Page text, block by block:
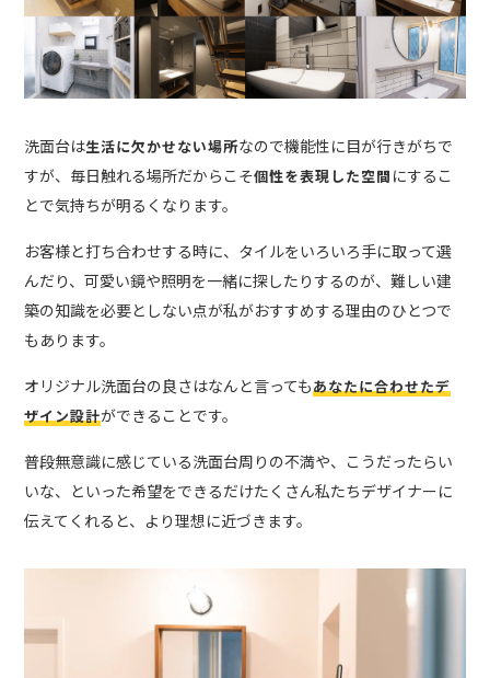
洗面台は生活に欠かせない場所なので機能性に目が行きがちで
すが、毎日触れる場所だからこそ個性を表現した空間 にするこ
とで気持ちが明るくなります。
お客様と打ち合わせする時に、タイルをいろいろ手に取って選
んだり、可愛い鏡や照明を一緒に探したりするのが、難しい建
築の知識を必要としない点が私がおすすめする理由のひとつで
もあります。
オリジナル洗面台の良さはなんと言ってもあなたに合わせたデ
ザイン設計ができることです。
普段無意識に感じている洗面台周りの不満や、こうだったらい
いな、といった希望をできるだけたくさん私たちデザイナーに
伝えてくれると、より理想に近づきます。